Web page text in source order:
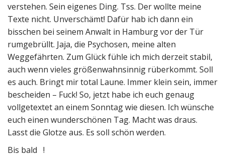
verstehen. Sein eigenes Ding. Tss. Der wollte meine
Texte nicht. Unverschämt! Dafür hab ich dann ein
bisschen bei seinem Anwalt in Hamburg vor der Tür
rumgebrüllt. Jaja, die Psychosen, meine alten
Weggefährten. Zum Glück fühle ich mich derzeit stabil,
auch wenn vieles größenwahnsinnig rüberkommt. Soll
es auch. Bringt mir total Laune. Immer klein sein, immer
bescheiden – Fuck! So, jetzt habe ich euch genaug
vollgetextet an einem Sonntag wie diesen. Ich wünsche
euch einen wunderschönen Tag. Macht was draus.
Lasst die Glotze aus. Es soll schön werden.
Bis bald !